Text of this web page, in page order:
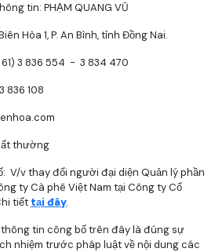
tin: PHẠM QUANG VŨ
Hòa 1, P. An Bình, tỉnh Đồng Nai.
3 836 554 - 3 834 470
108
thường 
V/v thay đổi người đại diện Quản lý phần
ty Cà phê Việt Nam tại Công ty Cổ
tiết tại đây.
tin công bố trên đây là đúng sự
nhiệm trước pháp luật về nội dung các